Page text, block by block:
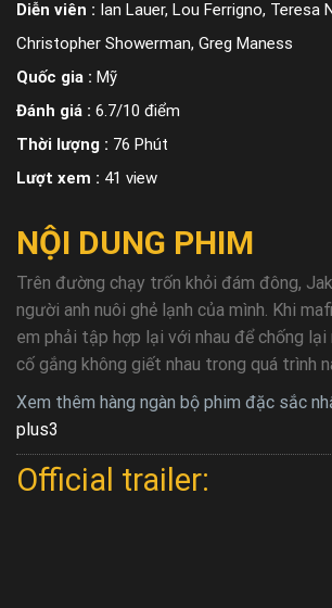
Diễn viên : Ian Lauer, Lou Ferrigno, Teresa
Christopher Showerman, Greg Maness
Quốc gia : Mỹ
Đánh giá : 6.7/10 điểm
Thời lượng : 76 Phút
Lượt xem : 41 view
NỘI DUNG PHIM
Trên đường chạy trốn khỏi đám đông,
người anh nuôi ghẻ lạnh của mình. Khi
em phải tập hợp lại với nhau để chống
cố gắng không giết nhau trong quá trình
Xem thêm hàng ngàn bộ phim đặc sắc
plus3
Official trailer: